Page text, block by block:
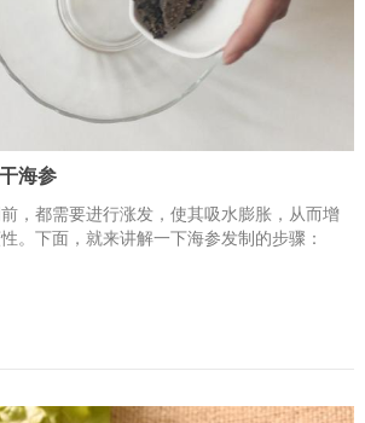
海参
，都需要进行涨发，使其吸水膨胀，从而增
。下面，就来讲解一下海参发制的步骤：